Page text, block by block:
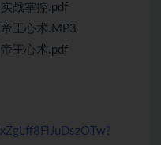
战掌控.pdf
王心术.MP3
王心术.pdf